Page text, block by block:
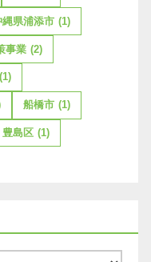
縄県浦添市 (1)
事業 (2)
(1)
船橋市 (1)
豊島区 (1)